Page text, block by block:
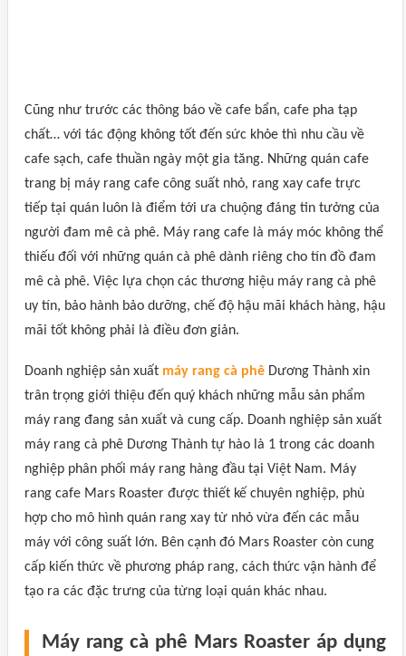
Cũng như trước các thông báo về cafe bẩn, cafe pha tạp
chất… với tác động không tốt đến sức khỏe thì nhu cầu về
cafe sạch, cafe thuần ngày một gia tăng. Những quán cafe
trang bị máy rang cafe công suất nhỏ, rang xay cafe trực
tiếp tại quán luôn là điểm tới ưa chuộng đáng tin tưởng của
người đam mê cà phê. Máy rang cafe là máy móc không thể
thiếu đối với những quán cà phê dành riêng cho tín đồ đam
mê cà phê. Việc lựa chọn các thương hiệu máy rang cà phê
uy tín, bảo hành bảo dưỡng, chế độ hậu mãi khách hàng, hậu
mãi tốt không phải là điều đơn giản.
Doanh nghiệp sản xuất máy rang cà phê Dương Thành xin
trân trọng giới thiệu đến quý khách những mẫu sản phẩm
máy rang đang sản xuất và cung cấp. Doanh nghiệp sản xuất
máy rang cà phê Dương Thành tự hào là 1 trong các doanh
nghiệp phân phối máy rang hàng đầu tại Việt Nam. Máy
rang cafe Mars Roaster được thiết kế chuyên nghiệp, phù
hợp cho mô hình quán rang xay từ nhỏ vừa đến các mẫu
máy với công suất lớn. Bên cạnh đó Mars Roaster còn cung
cấp kiến thức về phương pháp rang, cách thức vận hành để
tạo ra các đặc trưng của từng loại quán khác nhau.
Máy rang cà phê Mars Roaster áp dụng